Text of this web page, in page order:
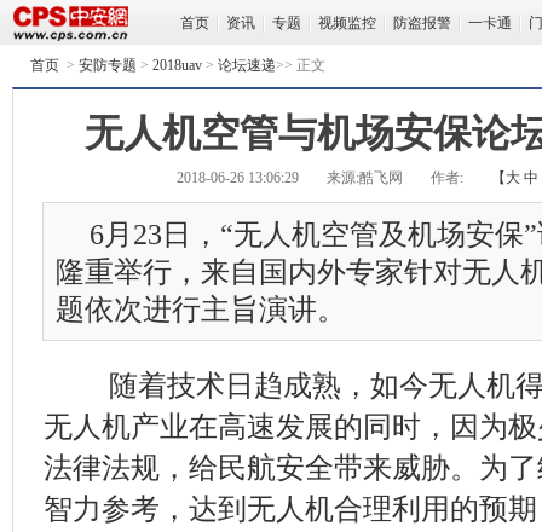
首页 资讯 专题 视频监控 防盗报警 一卡通
首页 > 安防专题 > 2018uav > 论坛速递>> 正文
无人机空管与机场安保论
2018-06-26 13:06:29 来源:酷飞网 作者: 【 大 中
6月23日，“无人机空管及机场安保
隆重举行，来自国内外专家针对无人
题依次进行主旨演讲。
随着技术日趋成熟，如今无人机得
无人机产业在高速发展的同时，因为
法律法规，给民航安全带来威胁。为
智力参考，达到无人机合理利用的预